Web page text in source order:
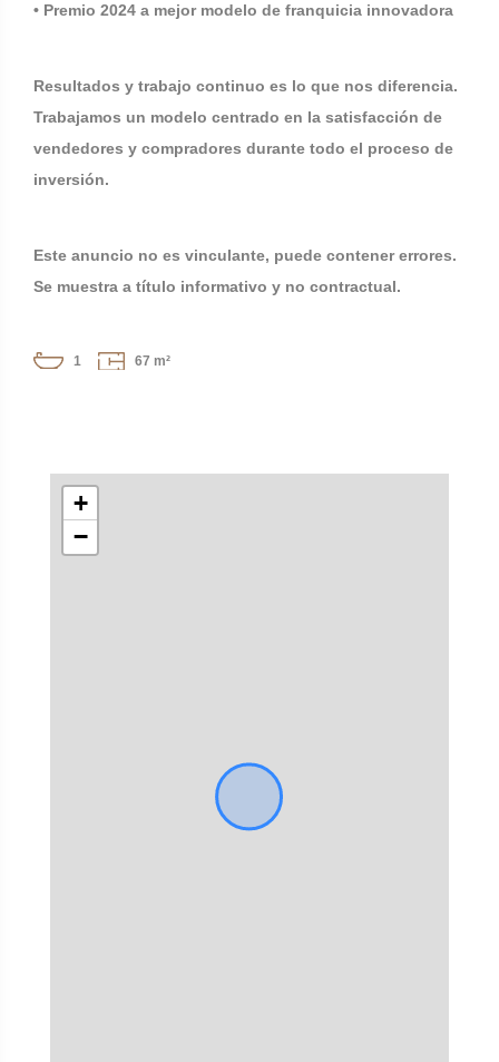
• Premio 2024 a mejor modelo de franquicia innovadora
Resultados y trabajo continuo es lo que nos diferencia.
Trabajamos un modelo centrado en la satisfacción de
vendedores y compradores durante todo el proceso de
inversión.
Este anuncio no es vinculante, puede contener errores.
Se muestra a título informativo y no contractual.
1 67 m²
+
−